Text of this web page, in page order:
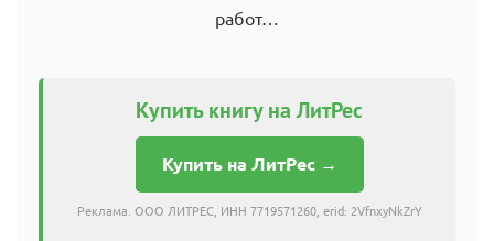
работ…
Купить книгу на ЛитРес
Купить на ЛитРес →
Реклама. ООО ЛИТРЕС, ИНН 7719571260, erid: 2VfnxyNkZrY